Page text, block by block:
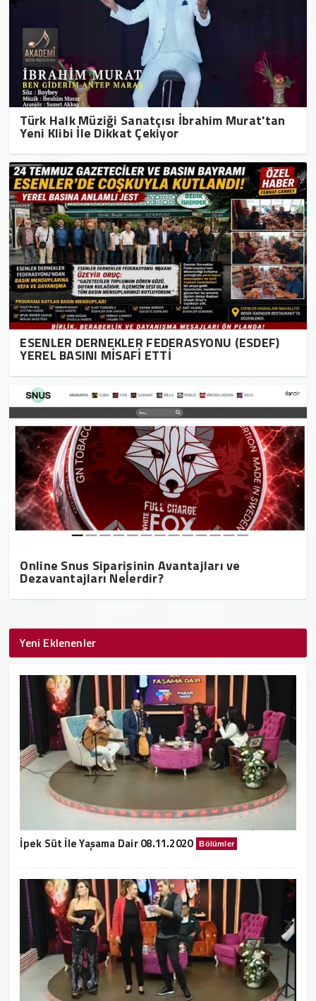
Türk Halk Müziği Sanatçısı İbrahim Murat'tan
Yeni Klibi İle Dikkat Çekiyor
ESENLER DERNEKLER FEDERASYONU (ESDEF)
YEREL BASINI MİSAFİ ETTİ
Online Snus Siparişinin Avantajları ve
Dezavantajları Nelerdir?
Yeni Eklenenler
İpek Süt İle Yaşama Dair 08.11.2020 Bölümler